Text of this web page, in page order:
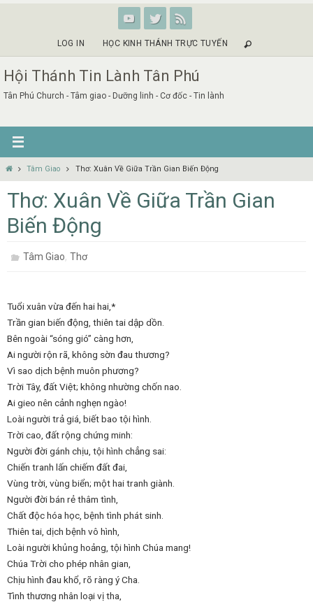
LOG IN HỌC KINH THÁNH TRỰC TUYẾN
Hội Thánh Tin Lành Tân Phú
Tân Phú Church - Tâm giao - Dưỡng linh - Cơ đốc - Tin lành
HomeTâm Giao Thơ: Xuân Về Giữa Trần Gian Biến Động
Thơ: Xuân Về Giữa Trần Gian
Biến Động
Tâm Giao,Thơ
Tuổi xuân vừa đến hai hai,*
Trần gian biến động, thiên tai dập dồn.
Bên ngoài “sóng gió” càng hơn,
Ai người rộn rã, không sờn đau thương?
Vì sao dịch bệnh muôn phương?
Trời Tây, đất Việt; không nhường chốn nao.
Ai gieo nên cảnh nghẹn ngào!
Loài người trả giá, biết bao tội hình.
Trời cao, đất rộng chứng minh:
Người đời gánh chịu, tội hình chẳng sai:
Chiến tranh lấn chiếm đất đai,
Vùng trời, vùng biển; một hai tranh giành.
Người đời bán rẻ thâm tình,
Chất độc hóa học, bệnh tình phát sinh.
Thiên tai, dịch bệnh vô hình,
Loài người khủng hoảng, tội hình Chúa mang!
Chúa Trời cho phép nhân gian,
Chịu hình đau khổ, rõ ràng ý Cha.
Tình thương nhân loại vị tha,